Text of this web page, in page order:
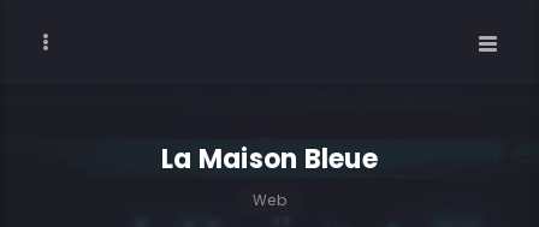
La Maison Bleue
Web